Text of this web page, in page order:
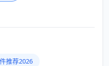
推荐2026